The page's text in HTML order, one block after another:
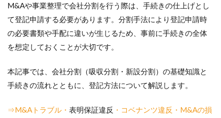
M&Aや事業整理で会社分割を行う際は、手続きの仕上げとし
て登記申請する必要があります。分割手法により登記申請時
の必要書類や手配に違いが生じるため、事前に手続きの全体
を想定しておくことが大切です。
本記事では、会社分割（吸収分割・新設分割）の基礎知識と
手続きの流れとともに、登記方法について解説します。
⇒M&Aトラブル・ 表明保証違反 ・コベナンツ違反・M&Aの損